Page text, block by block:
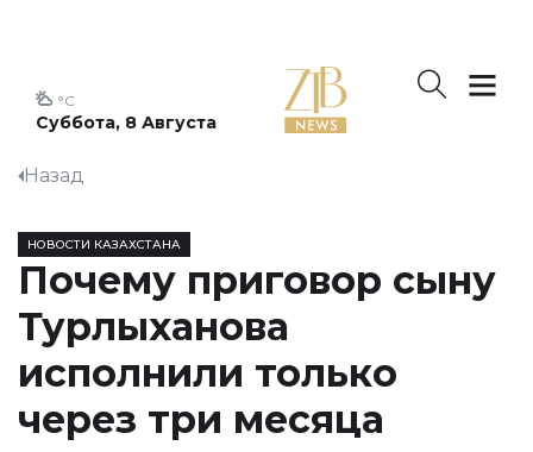
Суббота, 8 Августа
°C
Назад
НОВОСТИ КАЗАХСТАНА
Почему приговор сыну
Турлыханова
исполнили только
через три месяца